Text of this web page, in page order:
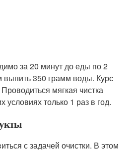
за 20 минут до еды по 2
выпить 350 грамм воды. Курс
мягкая чистка
только 1 раз в год.
с задачей очистки. В этом